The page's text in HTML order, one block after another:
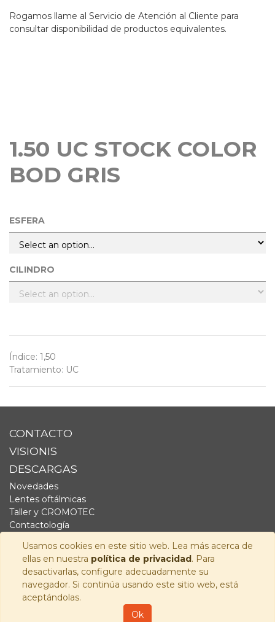
Usamos cookies en este sitio web. Lea más acerca de
ellas en nuestra política de privacidad. Para
desactivarlas, configure adecuadamente su
navegador. Si continúa usando este sitio web, está
aceptándolas.
Ok
Rogamos llame al Servicio de Atención al Cliente para
consultar disponibilidad de productos equivalentes.
1.50 UC STOCK COLOR
BOD GRIS
ESFERA
CILINDRO
Índice: 1,50
Tratamiento: UC
CONTACTO
VISIONIS
DESCARGAS
Novedades
Lentes oftálmicas
Taller y CROMOTEC
Contactología
Fornitura
Audiología
SÍGUENOS
Visionis Distribución S.L.